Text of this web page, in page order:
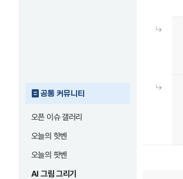
공통 커뮤니티
오픈 이슈 갤러리
오늘의 핫벤
오늘의 팟벤
AI 그림 그리기